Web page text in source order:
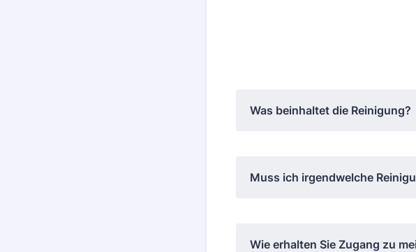
Was beinhaltet die Reinigung?
Muss ich irgendwelche
Wie erhalten Sie Zugang zu